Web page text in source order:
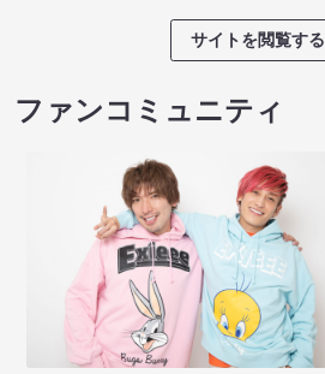
サイトを閲覧する
ファンコミュニティ